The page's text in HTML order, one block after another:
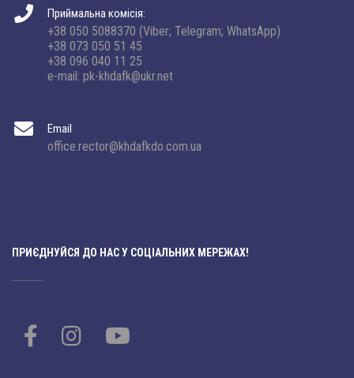
Приймальна комісія:
+38 050 5088370 (Viber; Telegram; WhatsApp)
+38 073 050 51 45
+38 096 040 11 25
e-mail: pk-khdafk@ukr.net
Email
office.rector@khdafkdo.com.ua
ПРИЄДНУЙСЯ ДО НАС У СОЦІАЛЬНИХ МЕРЕЖАХ!